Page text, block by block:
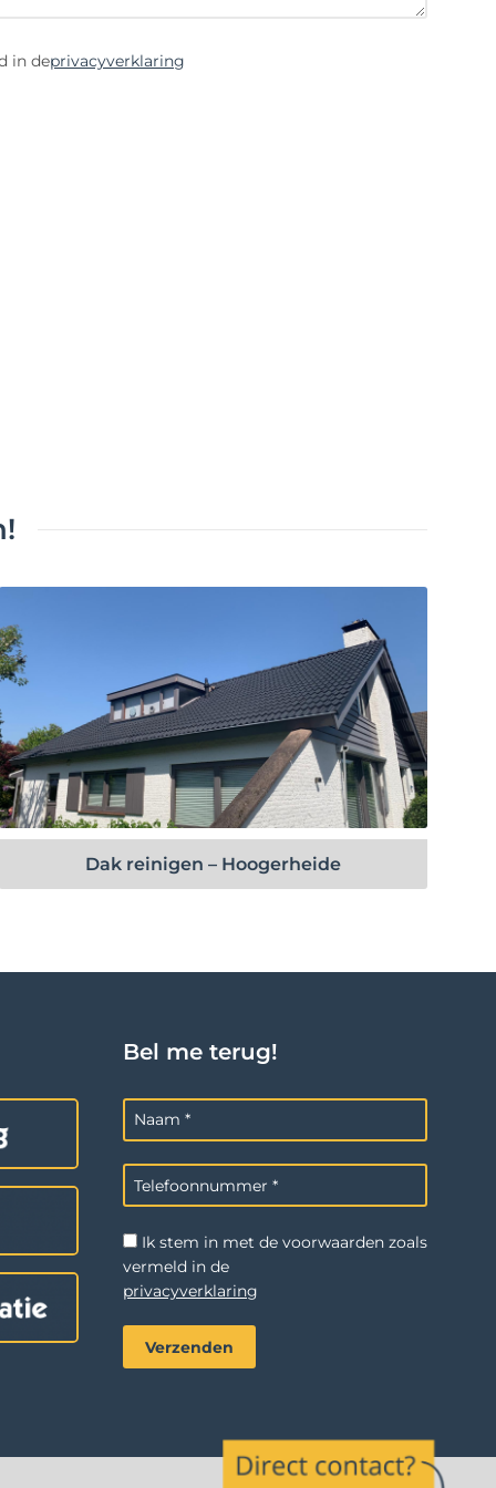
in deprivacyverklaring
Bekijk project
Dak reinigen – Hoogerheide
Bel me terug!
Ik stem in met de voorwaarden zoals
vermeld in de
privacyverklaring